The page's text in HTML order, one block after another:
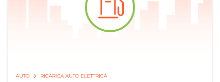
AUTO RICARICA AUTO ELETTRICA